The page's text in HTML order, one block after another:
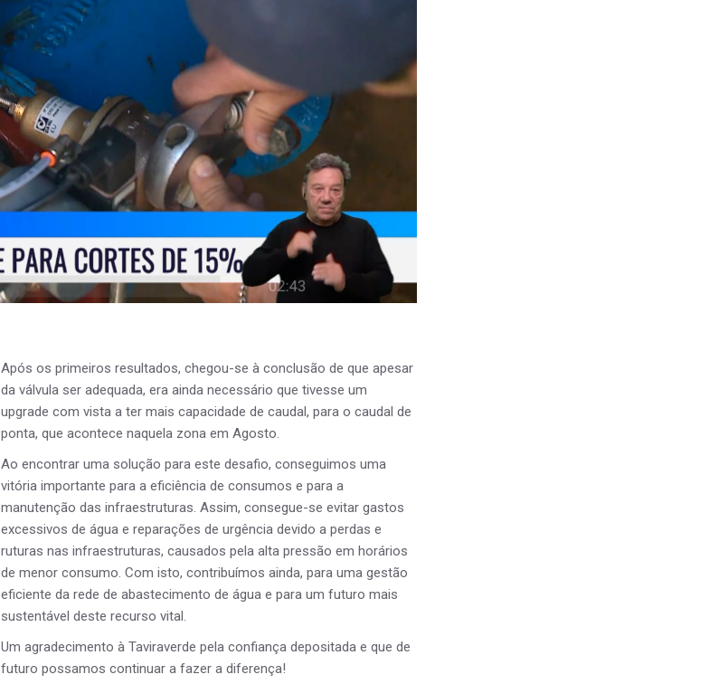
Após os primeiros resultados, chegou-se à conclusão de que apesar
da válvula ser adequada, era ainda necessário que tivesse um
upgrade com vista a ter mais capacidade de caudal, para o caudal de
ponta, que acontece naquela zona em Agosto.
Ao encontrar uma solução para este desafio, conseguimos uma
vitória importante para a eficiência de consumos e para a
manutenção das infraestruturas. Assim, consegue-se evitar gastos
excessivos de água e reparações de urgência devido a perdas e
ruturas nas infraestruturas, causados pela alta pressão em horários
de menor consumo. Com isto, contribuímos ainda, para uma gestão
eficiente da rede de abastecimento de água e para um futuro mais
sustentável deste recurso vital.
Um agradecimento à Taviraverde pela confiança depositada e que de
futuro possamos continuar a fazer a diferença!
Necessário
Esses cookies
não são
opcionais. Eles
necessários
para o
funcionamento
do website.
Para que
possamos
melhorar a
funcionalidade
e a estrutura
usado.
Experiência
nosso website
funcione o
durante a sua
visita. Se você
recusar estes
algumas
funcionalidades
desaparecerão